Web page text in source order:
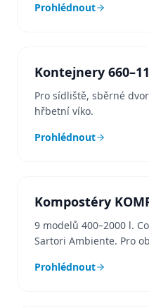
Prohlédnout
Kontejnery
Pro sídliště, sběrné
hřbetní víko.
Prohlédnout
Kompostéry
9 modelů 400–2000 l.
Sartori Ambiente. Pro
Prohlédnout